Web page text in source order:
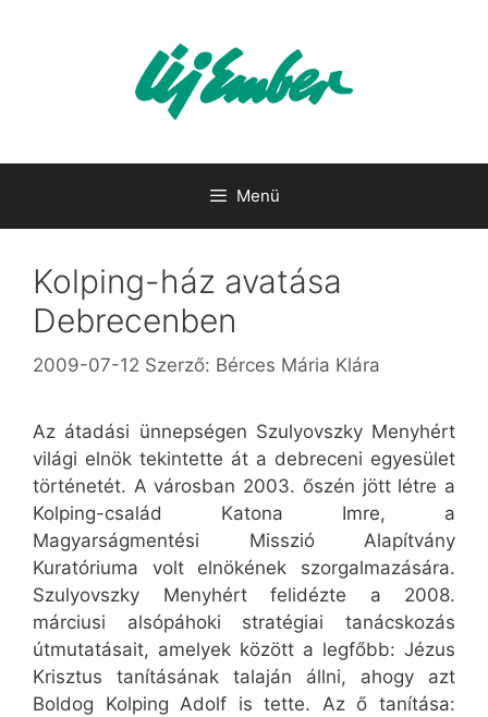
Menü
Kolping-ház avatása
Debrecenben
2009-07-12 Szerző: Bérces Mária Klára
Az átadási ünnepségen Szulyovszky Menyhért
világi elnök tekintette át a debreceni egyesület
történetét. A városban 2003. őszén jött létre a
Kolping-család Katona Imre, a
Magyarságmentési Misszió Alapítvány
Kuratóriuma volt elnökének szorgalmazására.
Szulyovszky Menyhért felidézte a 2008.
márciusi alsópáhoki stratégiai tanácskozás
útmutatásait, amelyek között a legfőbb: Jézus
Krisztus tanításának talaján állni, ahogy azt
Boldog Kolping Adolf is tette. Az ő tanítása: